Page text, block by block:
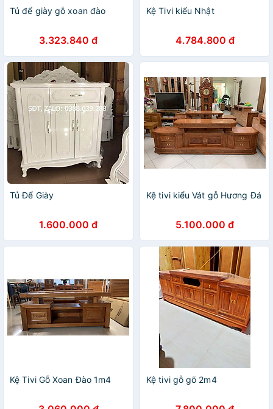
Tủ để giày gỗ xoan đào
3.323.840 đ
Kệ Tivi kiểu Nhật
4.784.800 đ
Tủ Để Giày
1.600.000 đ
Kệ tivi kiểu Vát gỗ Hương Đá
5.100.000 đ
Kệ Tivi Gỗ Xoan Đào 1m4 Kệ tivi gỗ gõ 2m4